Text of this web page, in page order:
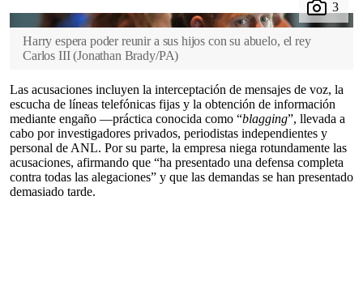
Harry espera poder reunir a sus hijos con su abuelo, el rey
Carlos III (Jonathan Brady/PA)
Las acusaciones incluyen la interceptación de mensajes de voz, la
escucha de líneas telefónicas fijas y la obtención de información
mediante engaño —práctica conocida como “blagging”, llevada a
cabo por investigadores privados, periodistas independientes y
personal de ANL. Por su parte, la empresa niega rotundamente las
acusaciones, afirmando que “ha presentado una defensa completa
contra todas las alegaciones” y que las demandas se han presentado
demasiado tarde.